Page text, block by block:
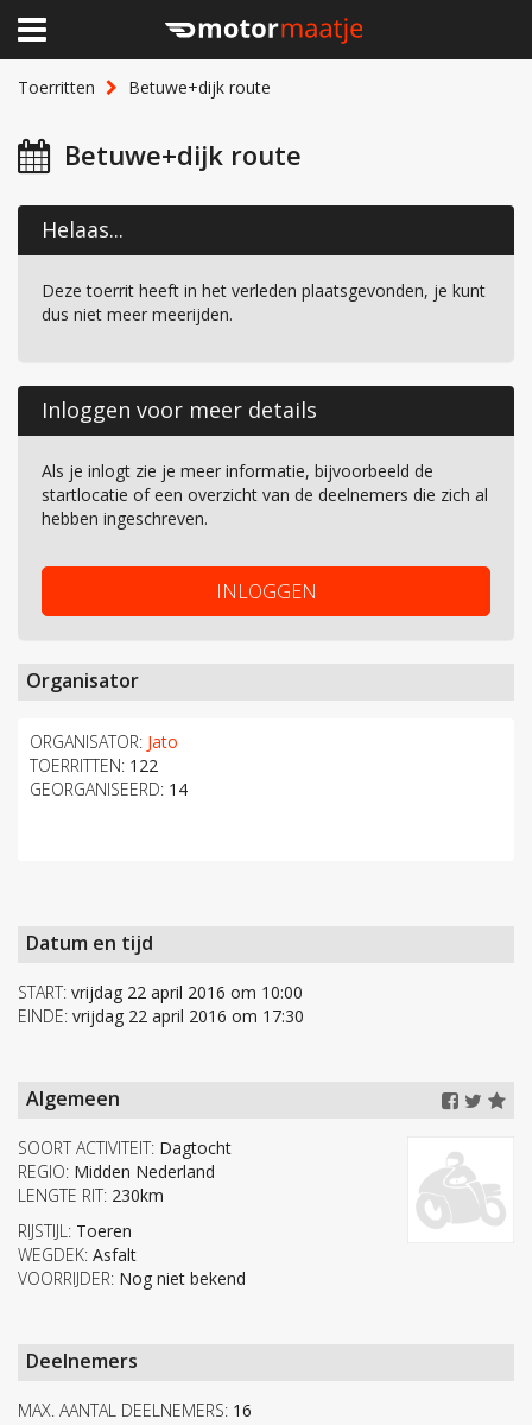
Toerritten Betuwe+dijk route
Betuwe+dijk route
Helaas...
Deze toerrit heeft in het verleden plaatsgevonden, je kunt
dus niet meer meerijden.
Inloggen voor meer details
Als je inlogt zie je meer informatie, bijvoorbeeld de
startlocatie of een overzicht van de deelnemers die zich al
hebben ingeschreven.
INLOGGEN
Organisator
ORGANISATOR: Jato
TOERRITTEN: 122
GEORGANISEERD: 14
Datum en tijd
START: vrijdag 22 april 2016 om 10:00
EINDE: vrijdag 22 april 2016 om 17:30
Algemeen
SOORT ACTIVITEIT: Dagtocht
REGIO: Midden Nederland
LENGTE RIT: 230km
RIJSTIJL: Toeren
WEGDEK: Asfalt
VOORRIJDER: Nog niet bekend
Deelnemers
MAX. AANTAL DEELNEMERS: 16
×
Home
Clubhuis
Lid worden
Over Motormaatje